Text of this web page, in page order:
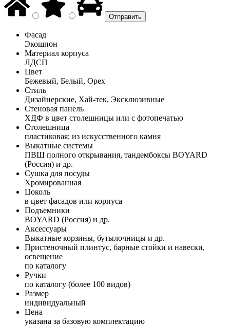
Фасад
Экошпон
Материал корпуса
ЛДСП
Цвет
Бежевый, Белый, Орех
Стиль
Дизайнерские, Хай-тек, Эксклюзивные
Стеновая панель
ХДФ в цвет столешницы или с фотопечатью
Столешница
пластиковая; из искусственного камня
Выкатные системы
ПВШ полного открывания, тандембоксы BOYARD
(Россия) и др.
Сушка для посуды
Хромированная
Цоколь
в цвет фасадов или корпуса
Подъемники
BOYARD (Россия) и др.
Аксессуары
Выкатные корзины, бутылочницы и др.
Пристеночный плинтус, барные стойки и навески,
освещение
по каталогу
Ручки
по каталогу (более 100 видов)
Размер
индивидуальный
Цена
указана за базовую комплектацию